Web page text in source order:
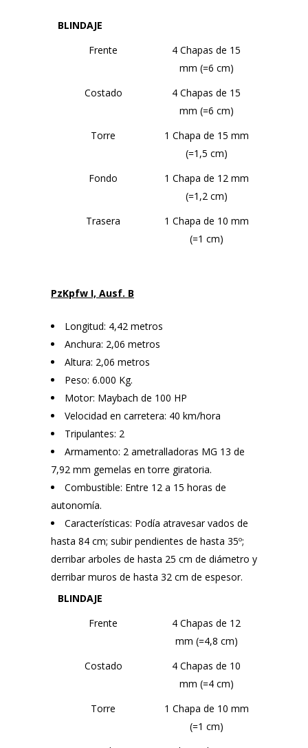
BLINDAJE
Frente
4 Chapas de 15
mm (=6 cm)
Costado
4 Chapas de 15
mm (=6 cm)
Torre
1 Chapa de 15 mm
(=1,5 cm)
Fondo
1 Chapa de 12 mm
(=1,2 cm)
Trasera
1 Chapa de 10 mm
(=1 cm)
PzKpfw I, Ausf. B
Longitud: 4,42 metros
Anchura: 2,06 metros
Altura: 2,06 metros
Peso: 6.000 Kg.
Motor: Maybach de 100 HP
Velocidad en carretera: 40 km/hora
Tripulantes: 2
Armamento: 2 ametralladoras MG 13 de
7,92 mm gemelas en torre giratoria.
Combustible: Entre 12 a 15 horas de
autonomía.
Características: Podía atravesar vados de
hasta 84 cm; subir pendientes de hasta 35º;
derribar arboles de hasta 25 cm de diámetro y
derribar muros de hasta 32 cm de espesor.
BLINDAJE
Frente
4 Chapas de 12
mm (=4,8 cm)
Costado
4 Chapas de 10
mm (=4 cm)
Torre
1 Chapa de 10 mm
(=1 cm)